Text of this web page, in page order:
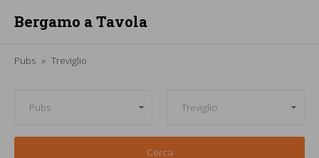
Bergamo a Tavola
Pubs Treviglio
Cerca